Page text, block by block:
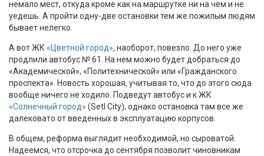
немало мест, откуда кроме как на маршрутке ни на чем и не
уедешь. А пройти одну-две остановки тем же пожилым людям
бывает нелегко.
А вот ЖК«Цветной город», наоборот, повезло. До него уже
продлили автобус № 61. На нем можно будет добраться до
«Академической», «Политехнической» или «Гражданского
проспекта». Новость хорошая, учитывая то, что до этого сюда
вообще ничего не ходило. Подведут автобус и к ЖК
«Солнечный город» (Setl City), однако остановка там все же
далековато от введенных в эксплуатацию корпусов.
В общем, реформа выглядит необходимой, но сыроватой.
Надеемся, что отсрочка до сентября позволит чиновникам